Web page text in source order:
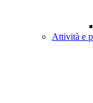
Attività e